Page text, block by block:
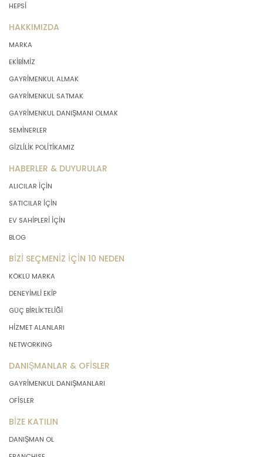
HEPSİ
HAKKIMIZDA
MARKA
EKİBİMİZ
GAYRİMENKUL ALMAK
GAYRİMENKUL SATMAK
GAYRİMENKUL DANIŞMANI OLMAK
SEMİNERLER
GİZLİLİK POLİTİKAMIZ
HABERLER & DUYURULAR
ALICILAR İÇİN
SATICILAR İÇİN
EV SAHİPLERİ İÇİN
BLOG
BİZİ SEÇMENİZ İÇİN 10 NEDEN
KÖKLÜ MARKA
DENEYİMLİ EKİP
GÜÇ BİRLİKTELİĞİ
HİZMET ALANLARI
NETWORKING
DANIŞMANLAR & OFİSLER
GAYRİMENKUL DANIŞMANLARI
OFİSLER
BİZE KATILIN
DANIŞMAN OL